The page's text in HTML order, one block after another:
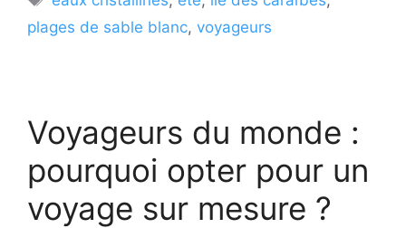
plages de sable blanc, voyageurs
Voyageurs du monde :
pourquoi opter pour un
voyage sur mesure ?